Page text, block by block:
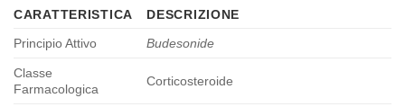
CARATTERISTICA
DESCRIZIONE
Principio Attivo
Budesonide
Classe
Farmacologica
Corticosteroide